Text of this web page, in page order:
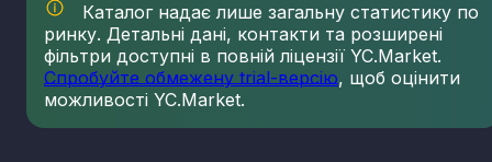
Каталог надає лише загальну статистику по
ринку. Детальні дані, контакти та розширені
фільтри доступні в повній ліцензії YC.Market.
Спробуйте обмежену trial-версію, щоб оцінити
можливості YC.Market.